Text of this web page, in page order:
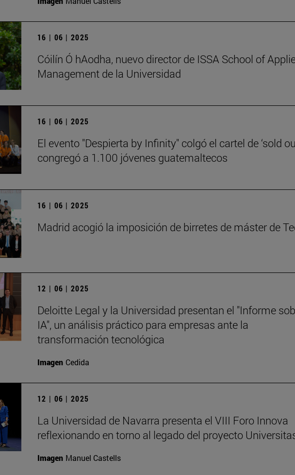
16 | 06 | 2025
Cóilín Ó hAodha, nuevo director de ISSA School of
Management de la Universidad
16 | 06 | 2025
El evento "Despierta by Infinity" colgó el cartel de ‘sold
congregó a 1.100 jóvenes guatemaltecos
16 | 06 | 2025
Madrid acogió la imposición de birretes de máster de
12 | 06 | 2025
Deloitte Legal y la Universidad presentan el "Informe
IA", un análisis práctico para empresas ante la
transformación tecnológica
Imagen Cedida
12 | 06 | 2025
La Universidad de Navarra presenta el VIII Foro Innova
reflexionando en torno al legado del proyecto
Imagen Manuel Castells